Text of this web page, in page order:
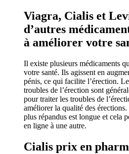
Viagra, Cialis et
d’autres
à améliorer votre
Il existe plusieurs médicaments
votre santé. Ils agissent en
pénis, ce qui facilite l’érection.
troubles de l’érection sont
pour traiter les troubles de
améliorer la qualité des
plus répandus est longue et cela
en ligne à une autre.
Cialis prix en